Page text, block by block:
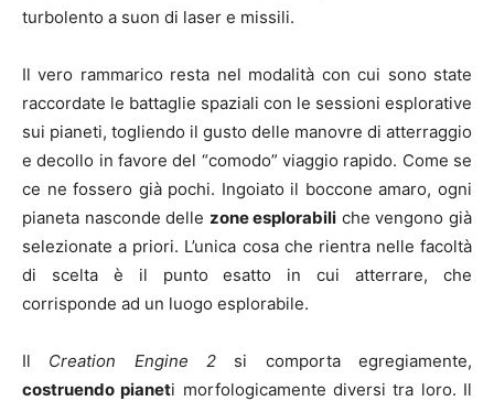
turbolento a suon di laser e missili.
Il vero rammarico resta nel modalità con cui sono state
raccordate le battaglie spaziali con le sessioni esplorative
sui pianeti, togliendo il gusto delle manovre di atterraggio
e decollo in favore del “comodo” viaggio rapido. Come se
ce ne fossero già pochi. Ingoiato il boccone amaro, ogni
pianeta nasconde delle zone esplorabili che vengono già
selezionate a priori. L’unica cosa che rientra nelle facoltà
di scelta è il punto esatto in cui atterrare, che
corrisponde ad un luogo esplorabile.
Il Creation Engine 2 si comporta egregiamente,
costruendo pianeti morfologicamente diversi tra loro. Il